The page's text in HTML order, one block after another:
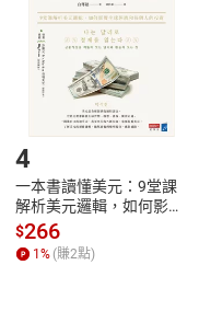
貨。
號，下載書籍後看書
4
一本書讀懂美元：9堂課
解析美元邏輯，如何影響
全球經濟和每個人的投資
【電子書】
$266
1% (賺2點)